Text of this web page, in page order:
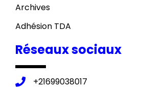
Archives
Adhésion TDA
Réseaux sociaux
+21699038017